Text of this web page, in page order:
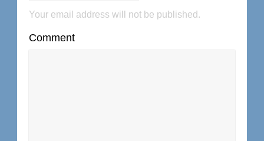
Your email address will not be published.
Comment